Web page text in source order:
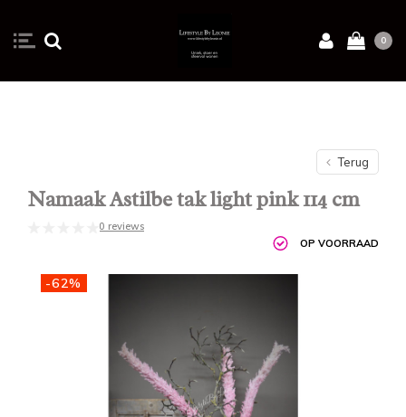
0
Terug
Namaak Astilbe tak light pink 114 cm
0 reviews
OP VOORRAAD
-62%